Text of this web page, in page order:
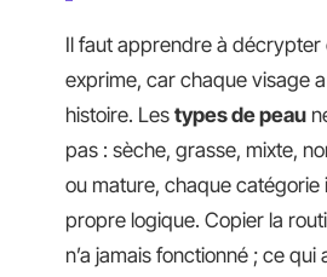
Il faut apprendre à décrypter
exprime, car chaque visage
histoire. Les types de peau
pas : sèche, grasse, mixte,
ou mature, chaque catégorie
propre logique. Copier la
n’a jamais fonctionné ; ce qui